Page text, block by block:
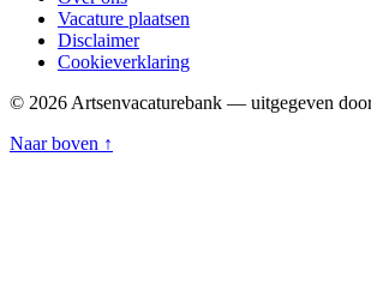
Vacature plaatsen
Disclaimer
Cookieverklaring
© 2026 Artsenvacaturebank — uitgegeven
Naar boven ↑